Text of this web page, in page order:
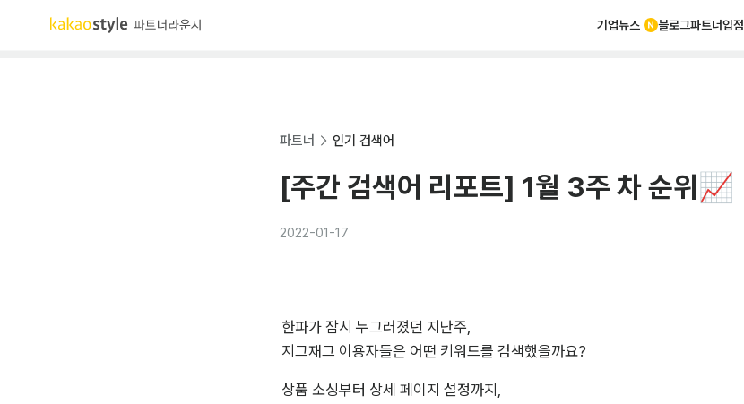
기업뉴스 블로그파트너입점
파트너 인기 검색어
[주간 검색어 리포트] 1월 3주 차 순위📈
2022-01-17
한파가 잠시 누그러졌던 지난주,
지그재그 이용자들은 어떤 키워드를 검색했을까요?
상품 소싱부터 상세 페이지 설정까지,